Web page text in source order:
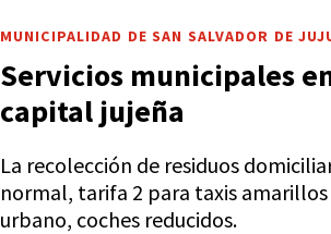
MUNICIPALIDAD DE SAN SALVADOR DE
Servicios municipales
capital jujeña
La recolección de residuos
normal, tarifa 2 para taxis
urbano, coches reducidos.